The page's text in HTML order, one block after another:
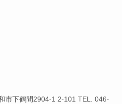
市下鶴間2904-1 2-101 TEL. 046-